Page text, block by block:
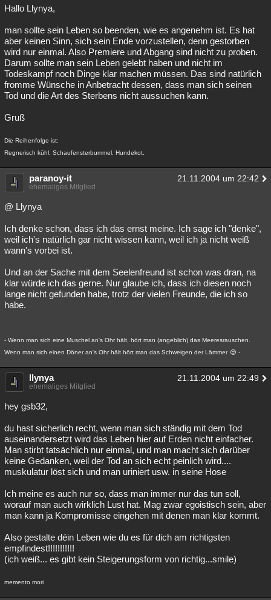
Hallo Llynya,
man sollte sein Leben so beenden, wie es angenehm ist. Es hat
aber keinen Sinn, sich sein Ende vorzustellen, denn gestorben
wird nur einmal. Also Premiere und Abgang sind nicht zu proben.
Darum sollte man sein Leben gelebt haben und nicht im
Todeskampf noch Dinge klar machen müssen. Das sind natürlich
fromme Wünsche in Anbetracht dessen, dass man sich seinen
Tod und die Art des Sterbens nicht aussuchen kann.
Gruß
Die Reihenfolge ist:
Regnerisch kühl, Schaufensterbummel, Hundekot.
paranoy-it 21.11.2004 um 22:42
ehemaliges Mitglied
@ Llynya
Ich denke schon, dass ich das ernst meine. Ich sage ich "denke",
weil ich's natürlich gar nicht wissen kann, weil ich ja nicht weiß
wann's vorbei ist.
Und an der Sache mit dem Seelenfreund ist schon was dran, na
klar würde ich das gerne. Nur glaube ich, dass ich diesen noch
lange nicht gefunden habe, trotz der vielen Freunde, die ich so
habe.
- Wenn man sich eine Muschel an's Ohr hält, hört man (angeblich) das Meeresrauschen.
Wenn man sich einen Döner an's Ohr hält hört man das Schweigen der Lämmer
-
llynya 21.11.2004 um 22:49
ehemaliges Mitglied
hey gsb32,
du hast sicherlich recht, wenn man sich ständig mit dem Tod
auseinandersetzt wird das Leben hier auf Erden nicht einfacher.
Man stirbt tatsächlich nur einmal, und man macht sich darüber
keine Gedanken, weil der Tod an sich echt peinlich wird....
muskulatur löst sich und man uriniert usw. in seine Hose
Ich meine es auch nur so, dass man immer nur das tun soll,
worauf man auch wirklich Lust hat. Mag zwar egoistisch sein, aber
man kann ja Kompromisse eingehen mit denen man klar kommt.
Also gestalte déin Leben wie du es für dich am richtigsten
empfindest!!!!!!!!!!!
(ich weiß... es gibt kein Steigerungsform von richtig...smile)
memento mori